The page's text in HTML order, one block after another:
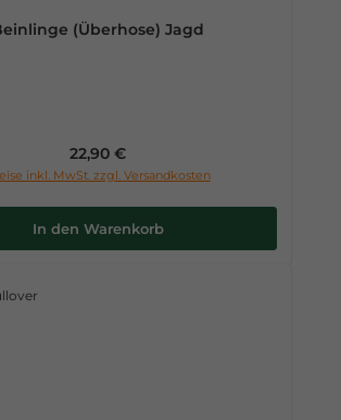
(Überhose) Jagd
Regulärer Preis:
22,90 €
inkl. MwSt. zzgl. Versandkosten
In den Warenkorb